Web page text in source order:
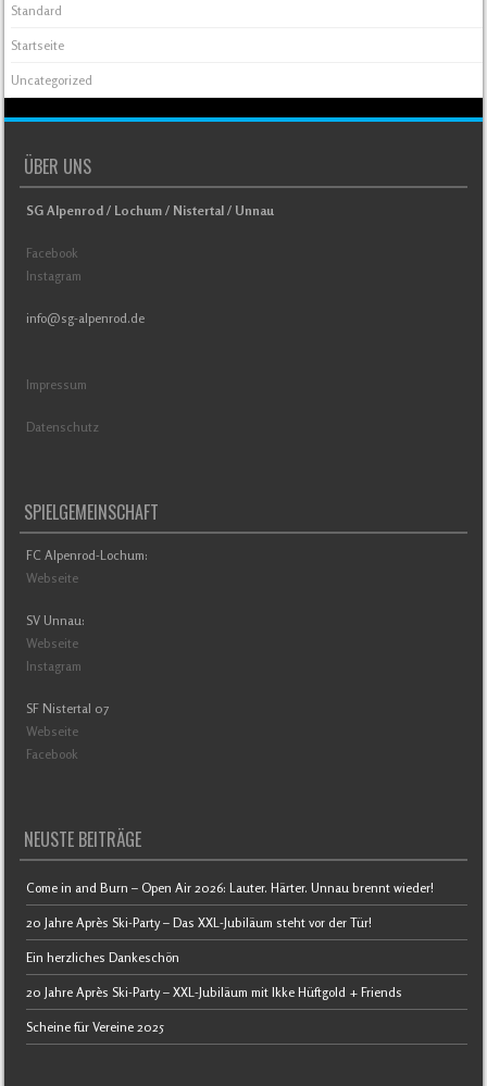
Standard
Startseite
Uncategorized
ÜBER UNS
SG Alpenrod / Lochum / Nistertal / Unnau
Facebook
Instagram
info@sg-alpenrod.de
Impressum
Datenschutz
SPIELGEMEINSCHAFT
FC Alpenrod-Lochum:
Webseite
SV Unnau:
Webseite
Instagram
SF Nistertal 07
Webseite
Facebook
NEUSTE BEITRÄGE
Come in and Burn – Open Air 2026: Lauter. Härter. Unnau brennt wieder!
20 Jahre Après Ski-Party – Das XXL-Jubiläum steht vor der Tür!
Ein herzliches Dankeschön
20 Jahre Après Ski-Party – XXL-Jubiläum mit Ikke Hüftgold + Friends
Scheine für Vereine 2025